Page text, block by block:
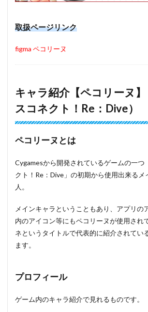
取扱ページリンク
figma ペコリーヌ
キャラ紹介【ペコリーヌ
スコネクト！Re：Dive）
ペコリーヌとは
Cygamesから開発されているゲームの一つ
クト！Re：Dive」の初期から使用出来るメ
人。
メインキャラということもあり、アプリの
内のアイコン等にもペコリーヌが使用され
ネというタイトルで代表的に紹介されてい
ます。
プロフィール
ゲーム内のキャラ紹介で見れるものです。